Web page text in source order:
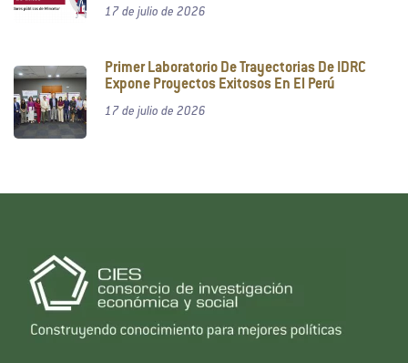
17 de julio de 2026
Primer Laboratorio De Trayectorias De IDRC
Expone Proyectos Exitosos En El Perú
17 de julio de 2026